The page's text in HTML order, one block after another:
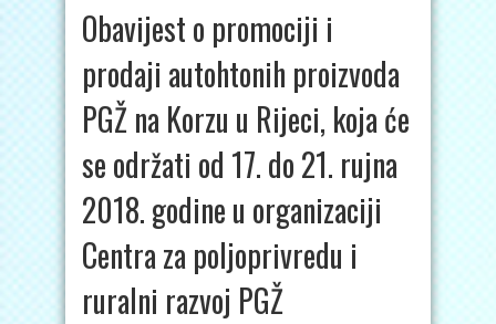
Obavijest o promociji i
prodaji autohtonih proizvoda
PGŽ na Korzu u Rijeci, koja će
se održati od 17. do 21. rujna
2018. godine u organizaciji
Centra za poljoprivredu i
ruralni razvoj PGŽ